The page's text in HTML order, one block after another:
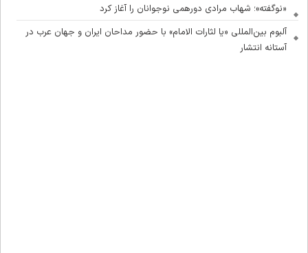
«نوگفته»؛ شهاب مرادی دورهمی نوجوانان را آغاز کرد
آلبوم بین‌المللی «یا لثارات الامام» با حضور مداحان ایران و جهان عرب در
آستانه انتشار